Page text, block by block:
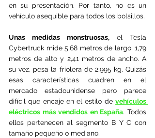
en su presentación. Por tanto, no es un
vehículo asequible para todos los bolsillos.
Unas medidas monstruosas, el Tesla
Cybertruck mide 5,68 metros de largo, 1,79
metros de alto y 2,41 metros de ancho. A
su vez, pesa la friolera de 2.995 kg. Quizás
esas características cuadren en el
mercado estadounidense pero parece
difícil que encaje en el estilo de vehículos
eléctricos más vendidos en España. Todos
ellos pertenecen al segmento B Y C con
tamaño pequeño o mediano.